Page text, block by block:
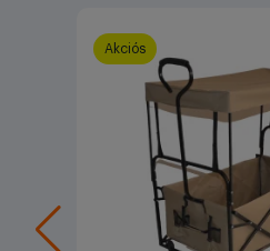
Akciós